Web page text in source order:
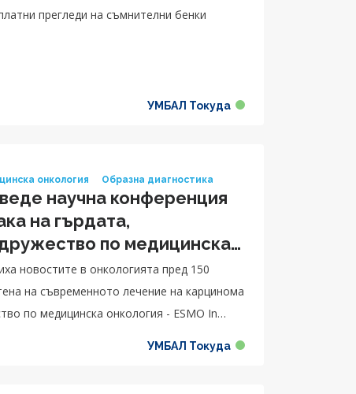
прегледи на съмнителни бенки
УМБАЛ Токуда
онкология Образна диагностика
научна конференция
на гърдата,
по медицинска
новостите в онкологията пред 150
на съвременното лечение на карцинома
по медицинска онкология - ESMO In
УМБАЛ Токуда